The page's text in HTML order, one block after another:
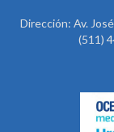
Dirección: Av.
(511)